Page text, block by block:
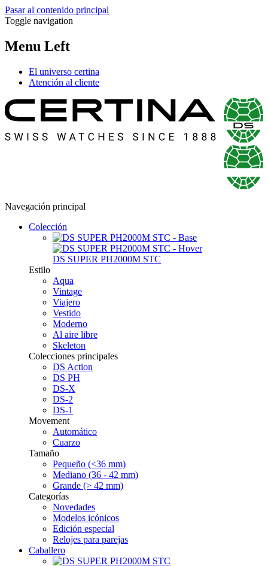
Pasar al contenido principal
Toggle navigation
Menu Left
El universo certina
Atención al cliente
Navegación principal
Colección
DS SUPER PH2000M STC
Estilo
Aqua
Vintage
Viajero
Vestido
Moderno
Al aire libre
Skeleton
Colecciones principales
DS Action
DS PH
DS-X
DS-2
DS-1
Movement
Automático
Cuarzo
Tamaño
Pequeño (<36 mm)
Mediano (36 - 42 mm)
Grande (> 42 mm)
Categorías
Novedades
Modelos icónicos
Edición especial
Relojes para parejas
Caballero